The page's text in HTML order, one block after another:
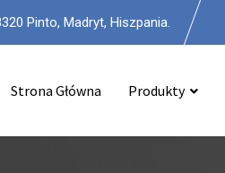
Pinto, Madryt, Hiszpania.
Strona Główna Produkty